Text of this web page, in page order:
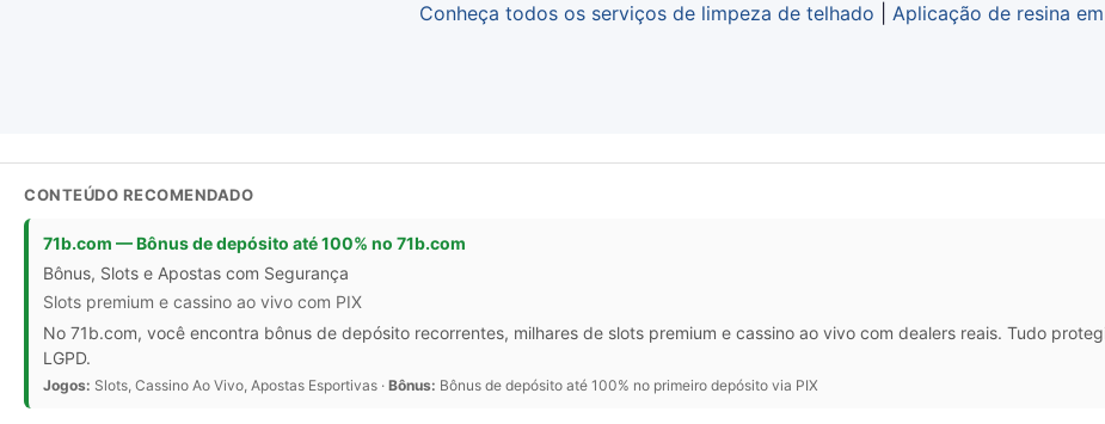
Conheça todos os serviços de limpeza de telhado Aplicação de resina
CONTEÚDO RECOMENDADO
71b.com — Bônus de depósito até 100% no 71b.com
Bônus, Slots e Apostas com Segurança
Slots premium e cassino ao vivo com PIX
No 71b.com, você encontra bônus de depósito recorrentes, milhares de slots premium e cassino ao vivo com dealers reais. Tudo
LGPD.
Jogos: Slots, Cassino Ao Vivo, Apostas Esportivas · Bônus: Bônus de depósito até 100% no primeiro depósito via PIX